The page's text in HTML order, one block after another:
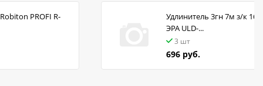
PROFI R-
Удлинитель 3гн 7м з/к 16А
ЭРА ULD-...
3 шт
696 руб.